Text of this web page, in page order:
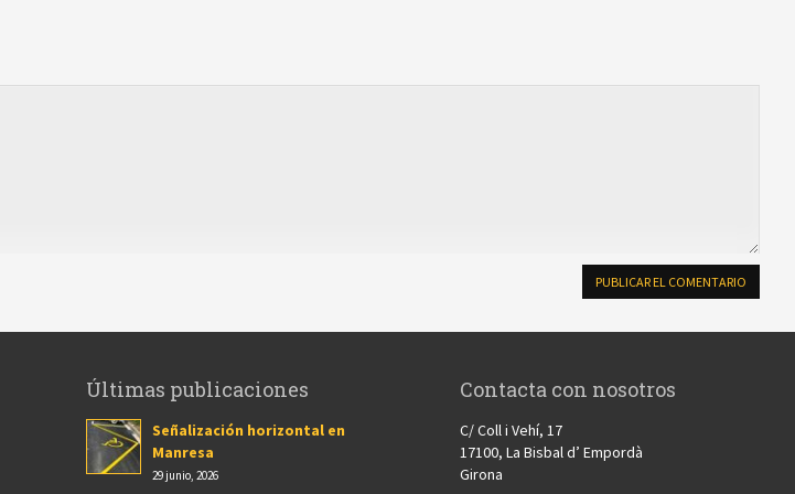
Últimas publicaciones
Señalización horizontal en
Manresa
29 junio, 2026
Contacta con nosotros
C/ Coll i Vehí, 17
17100, La Bisbal d’ Empordà
Girona